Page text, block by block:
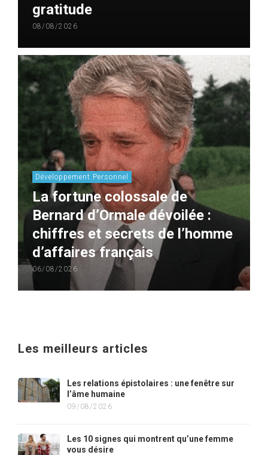
gratitude
08/08/2026
Développement Personnel
La fortune colossale de
Bernard d’Ormale dévoilée :
chiffres et secrets de l’homme
d’affaires français
06/08/2026
Les meilleurs articles
Les relations épistolaires : une fenêtre sur
l’âme humaine
09/08/2026
Les 10 signes qui montrent qu’une femme
vous désire